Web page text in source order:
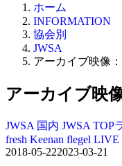
ホーム
INFORMATION
協会別
JWSA
アーカイブ映像：
アーカイブ映
JWSA 国内 JWSA TOP
fresh Keenan flegel LIVE
2018-05-222023-03-21